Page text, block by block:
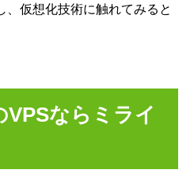
、仮想化技術に触れてみると
ならミライ